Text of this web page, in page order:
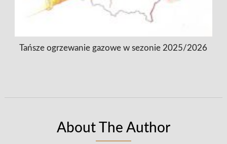
Tańsze ogrzewanie gazowe w sezonie 2025/2026
About The Author